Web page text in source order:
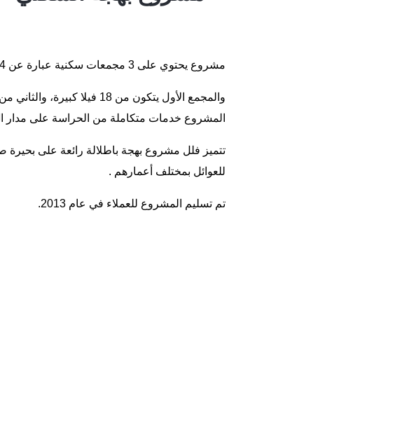
مشروع يحتوي على 3 مجمعات سكنية عبارة عن 114 فيلا هي بهجة 1 ، وبهجة 2 ، وبهجة 3 ، في مدينة صبنجة .
المشروع خدمات متكاملة من الحراسة على مدار
تتميز فلل مشروع بهجة باطلالة رائعة على بحيرة
للعوائل بمختلف أعمارهم .
تم تسليم المشروع للعملاء في عام 2013.